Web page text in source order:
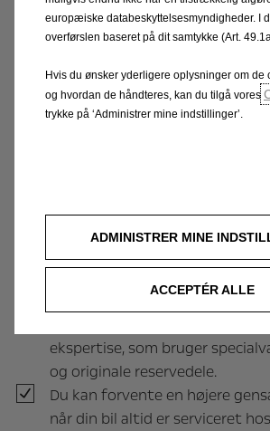
Dine fordele ved en
reparationsaftale
Du betaler et fast månedligt
sikkerhedsmæssig god stand.
du ”forsikret” imod de fleste
Arbejdet på din bil bliver altid
ekspertise, som bruger
og originale reservedele.
Du kan forvente en højere
når din bil altid er serviceret
europæiske databeskyttelsesmyndigheder. I
overførslen baseret på dit samtykke (Art.
Hvis du ønsker yderligere oplysninger om de
og hvordan de håndteres, kan du tilgå vores
trykke på ‘Administrer mine indstillinger’.
ADMINISTRER MINE
ACCEPTÉR ALLE